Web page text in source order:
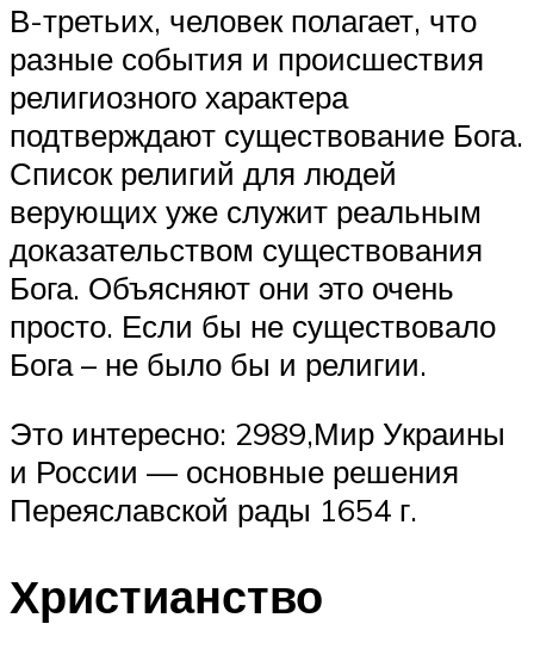
В-третьих, человек полагает, что
разные события и происшествия
религиозного характера
подтверждают существование Бога.
Список религий для людей
верующих уже служит реальным
доказательством существования
Бога. Объясняют они это очень
просто. Если бы не существовало
Бога – не было бы и религии.
Это интересно: 2989,Мир Украины
и России — основные решения
Переяславской рады 1654 г.
Христианство